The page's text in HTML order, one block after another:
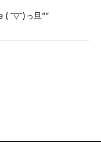
˘▽˘)っ旦””